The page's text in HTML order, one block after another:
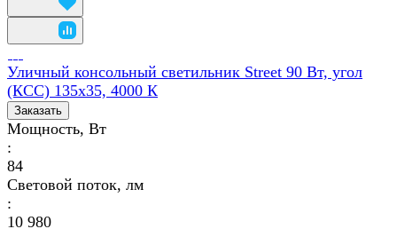
Уличный консольный светильник Street 90 Вт, угол
(КСС) 135х35, 4000 К
Заказать
Мощность, Вт
:
84
Световой поток, лм
:
10 980